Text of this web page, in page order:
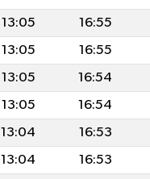
13:05 16:55
13:05 16:55
13:05 16:54
13:05 16:54
13:04 16:53
13:04 16:53